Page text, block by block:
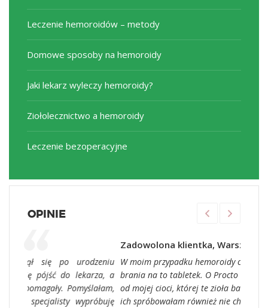
Leczenie hemoroidów – metody
Domowe sposoby na hemoroidy
Jaki lekarz wyleczy hemoroidy?
Ziołolecznictwo a hemoroidy
Leczenie bezoperacyjne
OPINIE
lekarza, a
Zadowolona klientka, Warszawa
W moim przypadku hemoroidy ciągle wracały pomimo
brania na to tabletek. O Procto Vitale dowiedziałam się
od mojej cioci, której te zioła bardzo pomogły. Odkąd
ich spróbowałam również nie chcę się z nim rozstawać,